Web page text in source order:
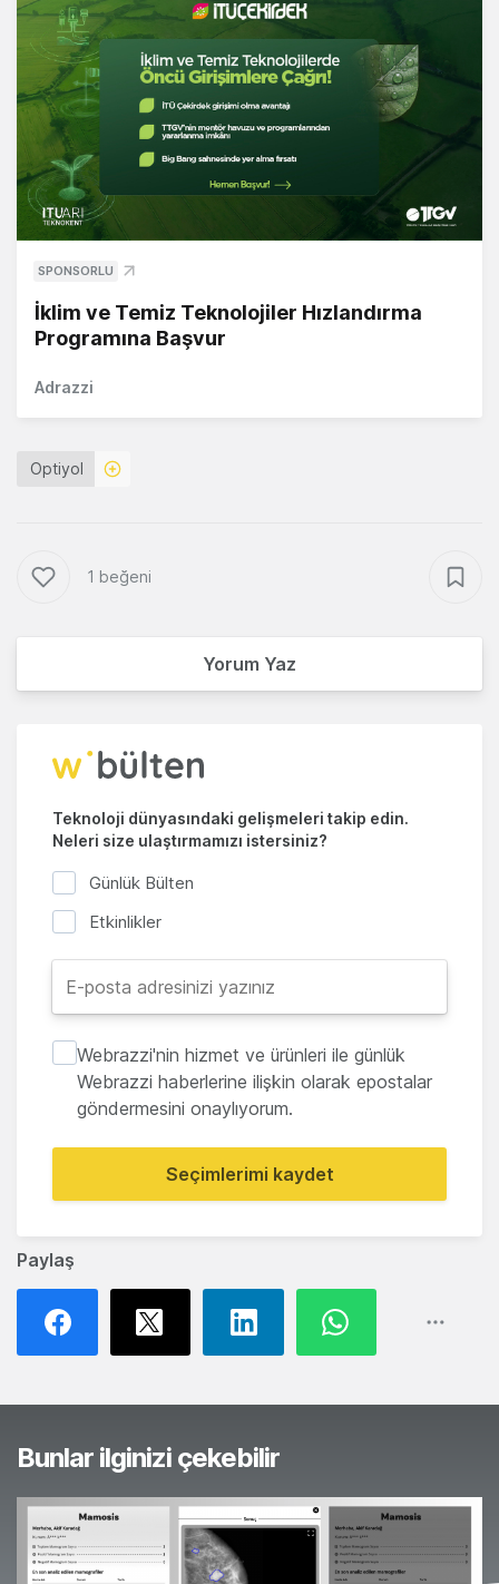
Paylaş
SPONSORLU
İklim ve Temiz Teknolojiler Hızlandırma
Programına Başvur
Adrazzi
Optiyol
1 beğeni
Yorum Yaz
Teknoloji dünyasındaki gelişmeleri takip edin.
Neleri size ulaştırmamızı istersiniz?
Günlük Bülten
Etkinlikler
Webrazzi'nin hizmet ve ürünleri ile günlük
Webrazzi haberlerine ilişkin olarak epostalar
göndermesini onaylıyorum.
Seçimlerimi kaydet
Bunlar ilginizi çekebilir